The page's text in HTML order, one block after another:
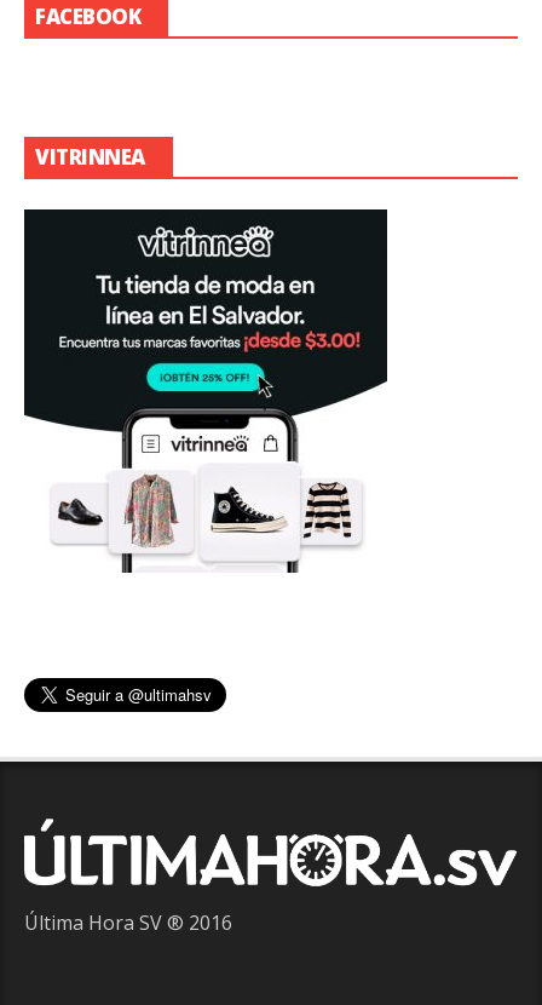
FACEBOOK
VITRINNEA
Última Hora SV ® 2016